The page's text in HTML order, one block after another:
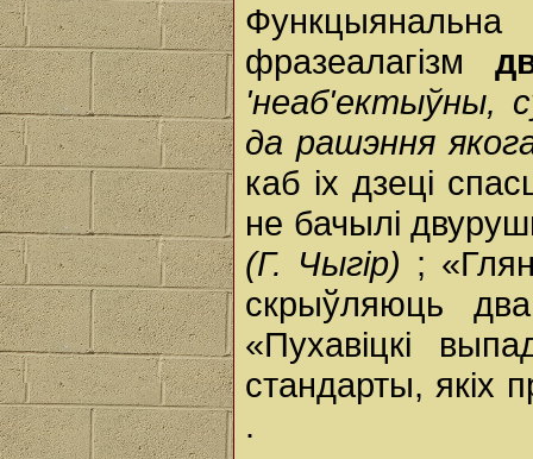
фразеалагізм
'неаб'ектыўны,
да рашэння
каб іх дзеці
не бачылі
(Г. Чыгір) ;
скрыўляюць
«Пухавіцкі
стандарты,
.